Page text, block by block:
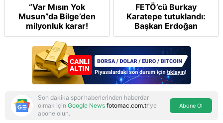
“Var Mısın Yok
Musun”da Bilge’den
milyonluk karar!
FETÖ’cü Burkay
Karatepe tutuklandı:
Başkan Erdoğan
şikayetçi oldu! 5 suçtan
dava talebi
Son dakika spor haberlerinden haberdar
olmak için Google News fotomac.com.tr'ye
abone olun.
Abone Ol